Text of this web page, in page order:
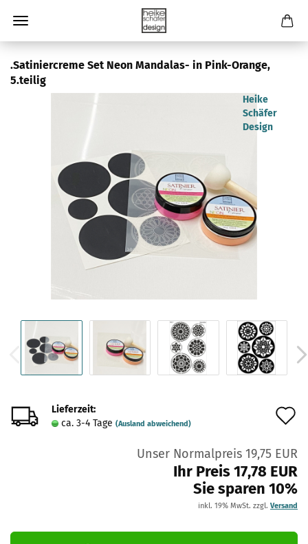
.Satiniercreme Set Neon Mandalas- in Pink-Orange,
5.teilig
Heike
Schäfer
Design
Lieferzeit:
ca. 3-4 Tage (Ausland abweichend)
Unser Normalpreis 19,75 EUR
Ihr Preis 17,78 EUR
Sie sparen 10%
inkl. 19% MwSt. zzgl. Versand